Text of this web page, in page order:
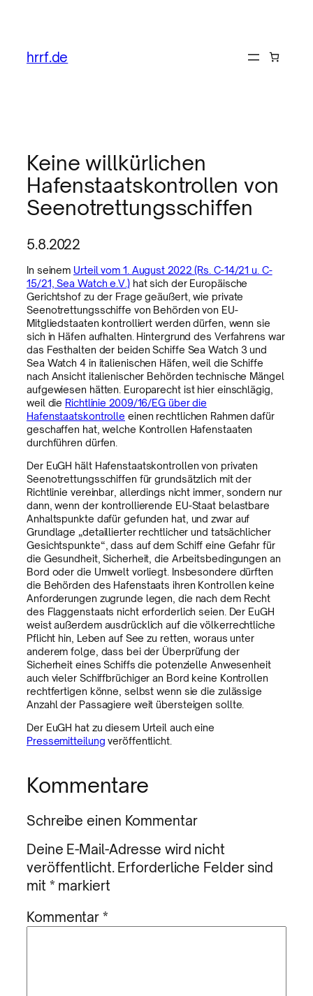
hrrf.de
Keine willkürlichen
Hafenstaatskontrollen von
Seenotrettungsschiffen
5.8.2022
In seinem Urteil vom 1. August 2022 (Rs. C-14/21 u. C-
15/21, Sea Watch e.V.)hat sich der Europäische
Gerichtshof zu der Frage geäußert, wie private
Seenotrettungsschiffe von Behörden von EU-
Mitgliedstaaten kontrolliert werden dürfen, wenn sie
sich in Häfen aufhalten. Hintergrund des Verfahrens war
das Festhalten der beiden Schiffe Sea Watch 3 und
Sea Watch 4 in italienischen Häfen, weil die Schiffe
nach Ansicht italienischer Behörden technische Mängel
aufgewiesen hätten. Europarecht ist hier einschlägig,
weil die Richtlinie 2009/16/EG über die
Hafenstaatskontrolle einen rechtlichen Rahmen dafür
geschaffen hat, welche Kontrollen Hafenstaaten
durchführen dürfen.
Der EuGH hält Hafenstaatskontrollen von privaten
Seenotrettungsschiffen für grundsätzlich mit der
Richtlinie vereinbar, allerdings nicht immer, sondern nur
dann, wenn der kontrollierende EU-Staat belastbare
Anhaltspunkte dafür gefunden hat, und zwar auf
Grundlage „detaillierter rechtlicher und tatsächlicher
Gesichtspunkte“, dass auf dem Schiff eine Gefahr für
die Gesundheit, Sicherheit, die Arbeitsbedingungen an
Bord oder die Umwelt vorliegt. Insbesondere dürften
die Behörden des Hafenstaats ihren Kontrollen keine
Anforderungen zugrunde legen, die nach dem Recht
des Flaggenstaats nicht erforderlich seien. Der EuGH
weist außerdem ausdrücklich auf die völkerrechtliche
Pflicht hin, Leben auf See zu retten, woraus unter
anderem folge, dass bei der Überprüfung der
Sicherheit eines Schiffs die potenzielle Anwesenheit
auch vieler Schiffbrüchiger an Bord keine Kontrollen
rechtfertigen könne, selbst wenn sie die zulässige
Anzahl der Passagiere weit übersteigen sollte.
Der EuGH hat zu diesem Urteil auch eine
Pressemitteilung veröffentlicht.
Kommentare
Schreibe einen Kommentar
Deine E-Mail-Adresse wird nicht
veröffentlicht. Erforderliche Felder sind
mit * markiert
Kommentar*